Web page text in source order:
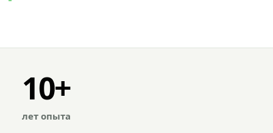
10+
лет опыта